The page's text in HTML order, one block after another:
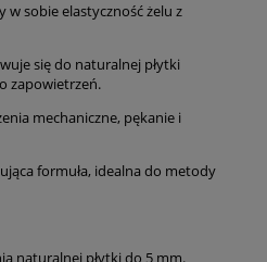
w sobie elastyczność żelu z
się do naturalnej płytki
zapowietrzeń.
mechaniczne, pękanie i
formuła, idealna do metody
naturalnej płytki do 5 mm.